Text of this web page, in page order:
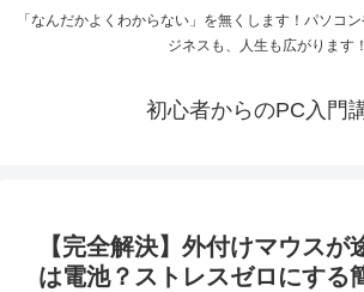
「なんだかよくわからない」を無くします！パソコ
ジネスも、人生も広がります！
初心者からのPC入門
【完全解決】外付けマウスが
は電池？ストレスゼロにする